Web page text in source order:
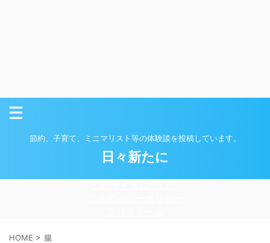
節約、子育て、ミニマリスト等の体験談を投稿しています。
日々新たに
HOME > 腸